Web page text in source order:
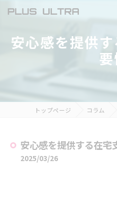
安心感を提供
トップページ コラム
安心感を提供する在宅
2025/03/26